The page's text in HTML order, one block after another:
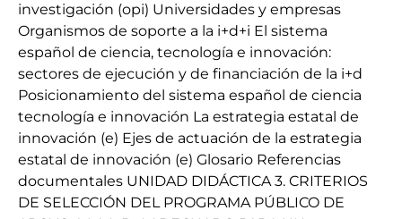
investigación (opi) Universidades y empresas
Organismos de soporte a la i+d+i El sistema
español de ciencia, tecnología e innovación:
sectores de ejecución y de financiación de la i+d
Posicionamiento del sistema español de ciencia
tecnología e innovación La estrategia estatal de
innovación (e) Ejes de actuación de la estrategia
estatal de innovación (e) Glosario Referencias
documentales UNIDAD DIDÁCTICA 3. CRITERIOS
DE SELECCIÓN DEL PROGRAMA PÚBLICO DE